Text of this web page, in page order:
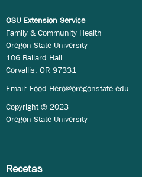
OSU Extension Service
Family & Community Health
Oregon State University
106 Ballard Hall
Corvallis, OR 97331
Email: Food.Hero@oregonstate.edu
Copyright © 2023
Oregon State University
Recetas